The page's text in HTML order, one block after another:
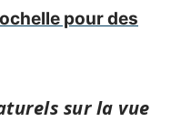
pour des
sur la vue